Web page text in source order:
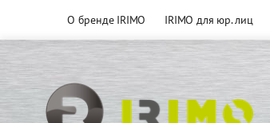
О бренде IRIMO IRIMO для юр. лиц